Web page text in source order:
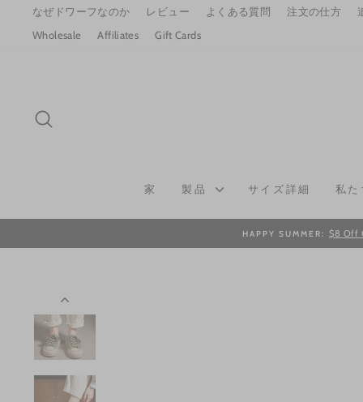
content
なぜドワーフなのか レビュー よくある質問 注文の仕方
Wholesale
Affiliates Gift Cards
家 製品 サイズ詳細 私
HAPPY SUMMER: $8 Off